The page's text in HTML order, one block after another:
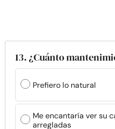
13. ¿Cuánto
Prefiero lo natural
Me encantaría ver su
arregladas